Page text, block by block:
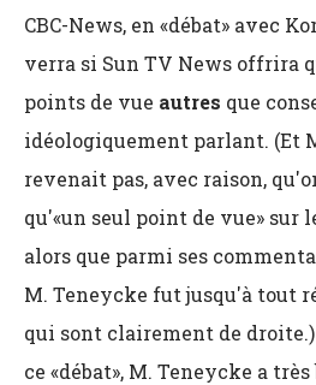
CBC-News, en «débat» avec
verra si Sun TV News offrira
points de vue autres que
idéologiquement parlant. (Et
revenait pas, avec raison,
qu'«un seul point de vue» sur
alors que parmi ses
M. Teneycke fut jusqu'à tout
qui sont clairement de
ce «débat», M. Teneycke a